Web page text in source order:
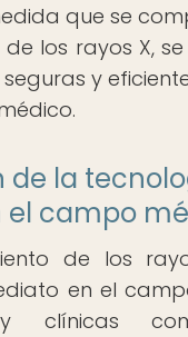
que se
los rayos X,
y
de la
el campo
de los
en el
clínicas